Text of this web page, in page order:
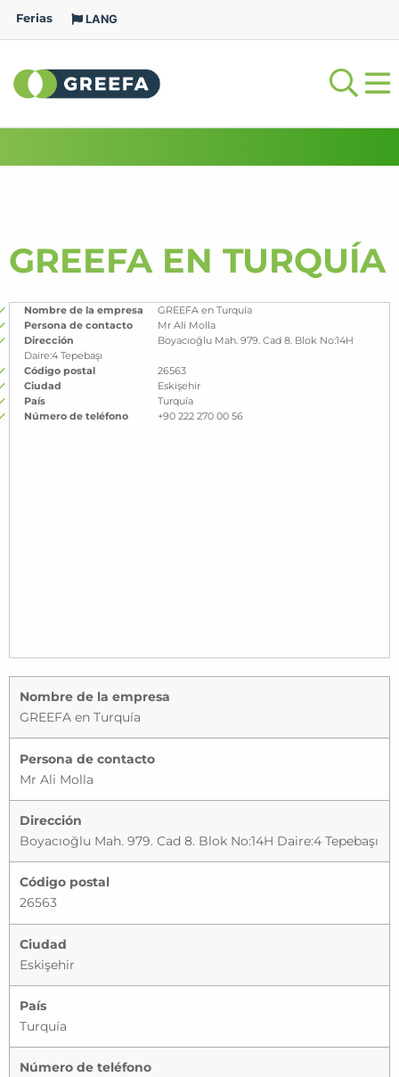
Ferias LANG
GREEFA EN TURQUÍA
Nombre de la empresa
GREEFA en Turquía
Persona de contacto
Mr Ali Molla
Dirección
Boyacıoğlu Mah. 979. Cad 8. Blok No:14H
Daire:4 Tepebaşı
Código postal
26563
Ciudad
Eskişehir
País
Turquía
Número de teléfono
+90 222 270 00 56
Nombre de la empresa
GREEFA en Turquía
Persona de contacto
Mr Ali Molla
Dirección
Boyacıoğlu Mah. 979. Cad 8. Blok No:14H Daire:4 Tepebaşı
Código postal
26563
Ciudad
Eskişehir
País
Turquía
Número de teléfono